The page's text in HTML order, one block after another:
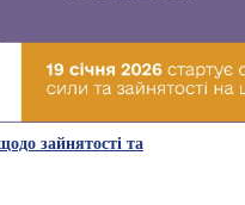
зайнятості та